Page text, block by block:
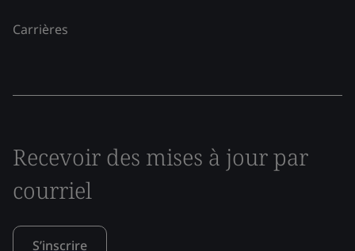
Carrières
Recevoir des mises à jour par
courriel
S’inscrire